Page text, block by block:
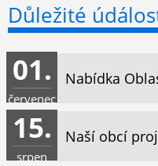
Důležité
Nabídka
01.
červenec
Naší obcí
15.
srpen